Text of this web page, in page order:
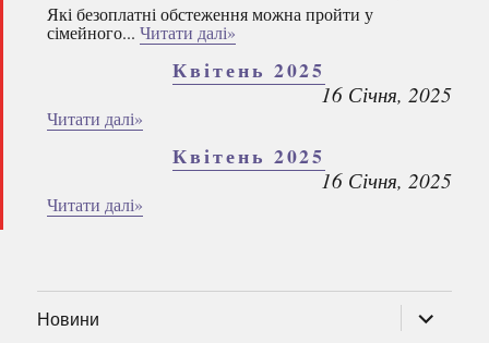
Які безоплатні обстеження можна пройти у
сімейного... Читати далі»
Квітень 2025
16 Січня, 2025
Читати далі»
Квітень 2025
16 Січня, 2025
Читати далі»
Новини
підменю